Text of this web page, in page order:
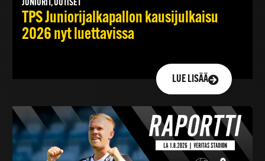
JUNIORIT, UUTISET
TPS Juniorijalkapallon kausijulkaisu
2026 nyt luettavissa
LUE LISÄÄ